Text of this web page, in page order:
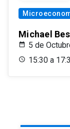
Michael
5 de
15:30 a